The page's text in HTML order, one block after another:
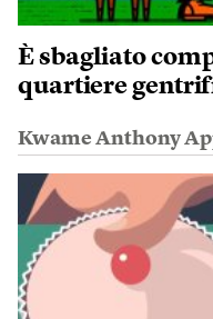
È sbagliato
quartiere
Kwame Anthony